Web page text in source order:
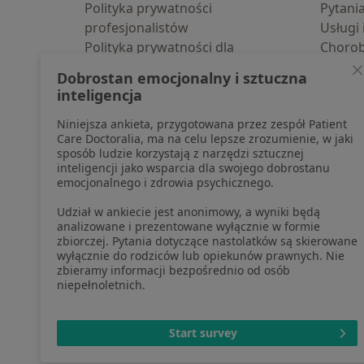
Polityka prywatności
profesjonalistów
Polityka prywatności dla
pozyskaliśmy samodzielnie
Polityka cookies
Jak działają wyniki wyszukiwania
Dostępność
O nas
Praca Rekrutujemy!
Partnerzy
Centrum prasowe
Kontakt
Pomoc
Blog
otwiera się w
otwiera
Dobrostan emocjonalny i sztuczna
inteligencja
Niniejsza ankieta, przygotowana przez zespół Patient
Care Doctoralia, ma na celu lepsze zrozumienie, w jaki
sposób ludzie korzystają z narzędzi sztucznej
inteligencji jako wsparcia dla swojego dobrostanu
emocjonalnego i zdrowia psychicznego.
Udział w ankiecie jest anonimowy, a wyniki będą
analizowane i prezentowane wyłącznie w formie
zbiorczej. Pytania dotyczące nastolatków są skierowane
wyłącznie do rodziców lub opiekunów prawnych. Nie
zbieramy informacji bezpośrednio od osób
niepełnoletnich.
Start survey